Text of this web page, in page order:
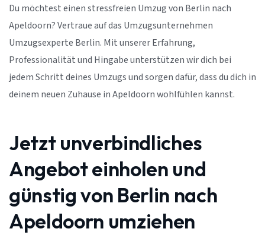
Du möchtest einen stressfreien Umzug von Berlin nach
Apeldoorn? Vertraue auf das Umzugsunternehmen
Umzugsexperte Berlin. Mit unserer Erfahrung,
Professionalität und Hingabe unterstützen wir dich bei
jedem Schritt deines Umzugs und sorgen dafür, dass du dich in
deinem neuen Zuhause in Apeldoorn wohlfühlen kannst.
Jetzt unverbindliches
Angebot einholen und
günstig von Berlin nach
Apeldoorn umziehen